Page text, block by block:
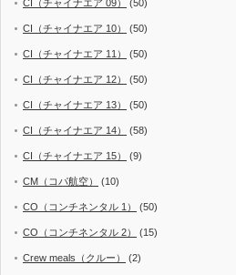
CI（チャイナエア 09） (50)
CI（チャイナエア 10） (50)
CI（チャイナエア 11） (50)
CI（チャイナエア 12） (50)
CI（チャイナエア 13） (50)
CI（チャイナエア 14） (58)
CI（チャイナエア 15） (9)
CM（コパ航空） (10)
CO（コンチネンタル 1） (50)
CO（コンチネンタル 2） (15)
Crew meals（クルー） (2)